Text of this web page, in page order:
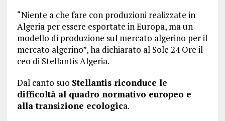
“Niente a che fare con produzioni realizzate in
Algeria per essere esportate in Europa, ma un
modello di produzione sul mercato algerino per il
mercato algerino”, ha dichiarato al Sole 24 Ore il
ceo di Stellantis Algeria.
Dal canto suo Stellantis riconduce le
difficoltà al quadro normativo europeo e
alla transizione ecologica.